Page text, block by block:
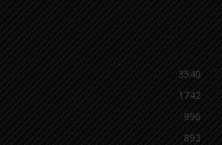
3540
1742
996
893